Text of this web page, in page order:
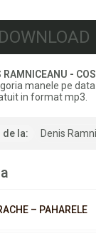
RAMNICEANU -
manele pe data
in format mp3.
de la: Denis
– PAHARELE